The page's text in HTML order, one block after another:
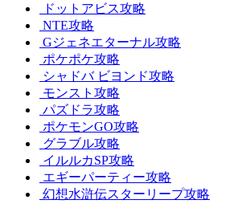
ドットアビス攻略
NTE攻略
Gジェネエターナル攻略
ポケポケ攻略
シャドバ ビヨンド攻略
モンスト攻略
パズドラ攻略
ポケモンGO攻略
グラブル攻略
イルルカSP攻略
エギーパーティー攻略
幻想水滸伝スターリープ攻略